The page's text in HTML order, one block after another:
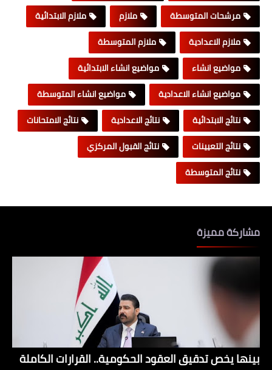
مرشحات المتوسطة
ملازم
ملازم الابتدائية
ملازم الاعدادية
ملازم المتوسطة
مواضيع انشاء
مواضيع انشاء الابتدائية
مواضيع انشاء الاعدادية
مواضيع انشاء المتوسطة
نتائج الابتدائية
نتائج الاعدادية
نتائج الامتحانات
نتائج التعيينات
نتائج القبول المركزي
نتائج المتوسطة
مشاركة مميزة
بينها يخص تدقيق العقود الحكومية.. القرارات الكاملة